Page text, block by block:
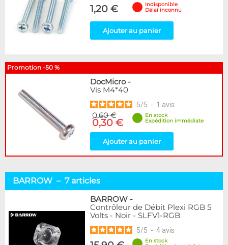
1,20 €
Indisponible
Délai inconnu
Ajouter au panier
Promotion -50 %
DocMicro-
Vis M4*40
5/5 - 1 avis
0,60 €
0,30 €
En stock
Expédition immédiate
Ajouter au panier
BARROW – 7 articles
BARROW -
Contrôleur de Débit Plexi RGB 5
Volts - Noir - SLFV1-RGB
5/5 - 4 avis
En stock